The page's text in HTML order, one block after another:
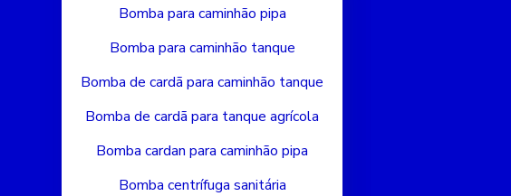
Bomba para caminhão pipa
Bomba para caminhão tanque
Bomba de cardã para caminhão tanque
Bomba de cardã para tanque agrícola
Bomba cardan para caminhão pipa
Bomba centrífuga sanitária